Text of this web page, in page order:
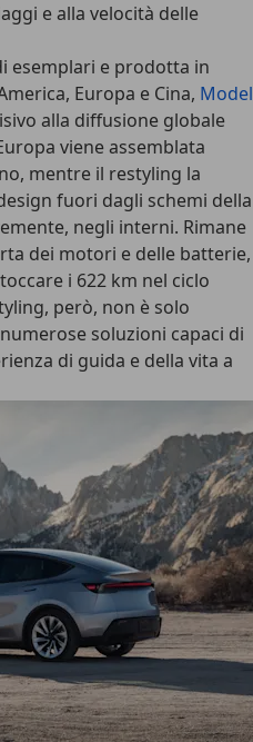
e alla velocità delle
esemplari e prodotta in
Europa e Cina, Model
alla diffusione globale
viene assemblata
mentre il restyling la
fuori dagli schemi della
negli interni. Rimane
dei motori e delle batterie,
i 622 km nel ciclo
però, non è solo
numerose soluzioni capaci di
di guida e della vita a